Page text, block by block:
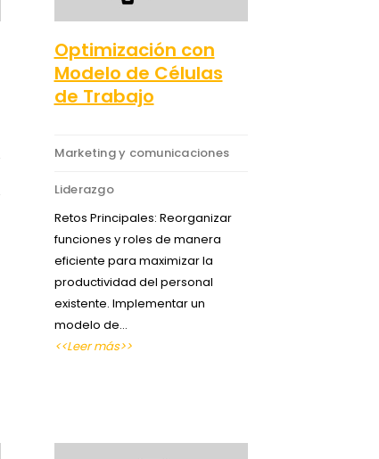
Optimización con
Modelo de Células
de Trabajo
Marketing y comunicaciones
Liderazgo
Retos Principales: Reorganizar
funciones y roles de manera
eficiente para maximizar la
productividad del personal
existente. Implementar un
modelo de…
<<Leer más>>